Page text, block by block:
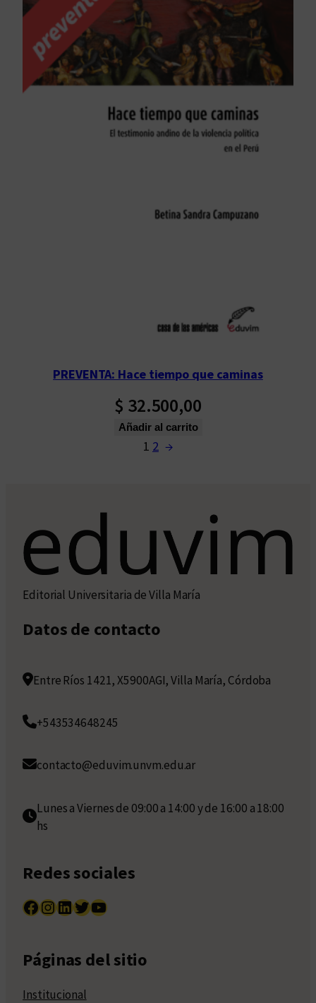
PREVENTA: Hace tiempo que caminas
$ 32.500,00
Añadir al carrito
1 2 →
Editorial Universitaria de Villa María
Datos de contacto
Entre Ríos 1421, X5900AGI, Villa María, Córdoba
+543534648245
contacto@eduvim.unvm.edu.ar
Lunes a Viernes de 09:00 a 14:00 y de 16:00 a 18:00
hs
Redes sociales
Facebook InstagramLinkedIn Twitter YouTube
Páginas del sitio
Institucional